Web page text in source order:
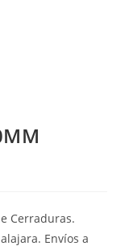
Cerraduras.
Envíos a